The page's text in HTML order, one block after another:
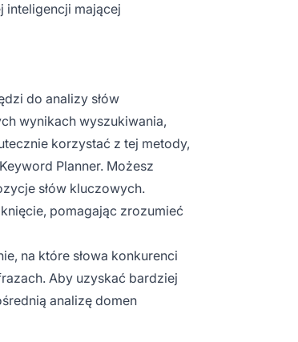
inteligencji mającej
do analizy słów
wynikach wyszukiwania,
korzystać z tej metody,
Planner. Możesz
słów kluczowych.
pomagając zrozumieć
na które słowa konkurenci
Aby uzyskać bardziej
analizę domen